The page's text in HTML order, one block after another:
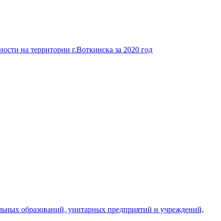
на территории г.Воткинска за 2020 год
образований, унитарных предприятий и учреждений,